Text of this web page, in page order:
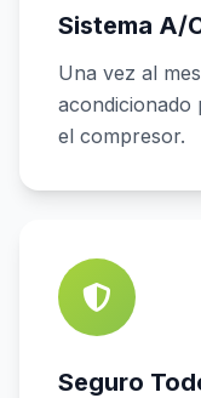
Sistema A/
Una vez al
acondicionado
el compresor.
Seguro